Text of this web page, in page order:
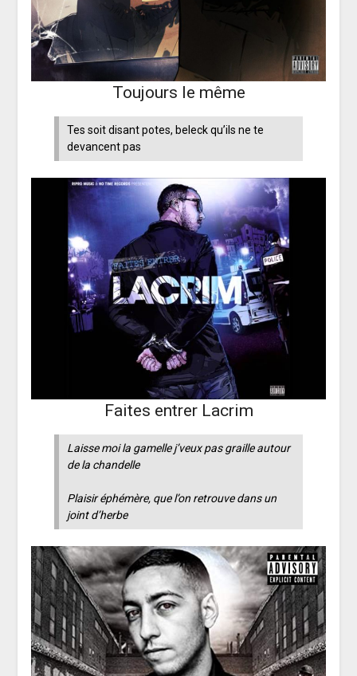
Toujours le même
Tes soit disant potes, beleck qu’ils ne te
devancent pas
Faites entrer Lacrim
Laisse moi la gamelle j’veux pas graille autour
de la chandelle
Plaisir éphémère, que l’on retrouve dans un
joint d’herbe